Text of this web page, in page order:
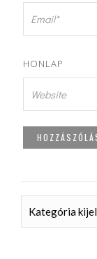
HONLAP
KATEGÓRIÁK